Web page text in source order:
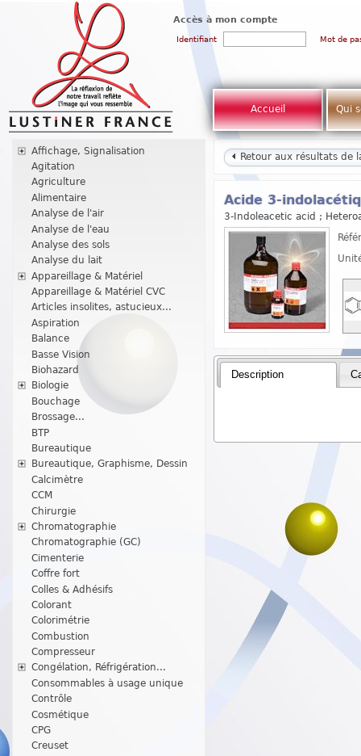
Accès à mon compte
Identifiant Mot de
Accueil Qui
Affichage, Signalisation
Agitation
Agriculture
Alimentaire
Analyse de l'air
Analyse de l'eau
Analyse des sols
Analyse du lait
Appareillage & Matériel
Appareillage & Matériel CVC
Articles insolites, astucieux...
Aspiration
Balance
Basse Vision
Biohazard
Biologie
Bouchage
Brossage...
BTP
Bureautique
Bureautique, Graphisme, Dessin
Calcimètre
CCM
Chirurgie
Chromatographie
Chromatographie (GC)
Cimenterie
Coffre fort
Colles & Adhésifs
Colorant
Colorimétrie
Combustion
Compresseur
Congélation, Réfrigération...
Consommables à usage unique
Contrôle
Cosmétique
CPG
Creuset
Retour aux résultats de
Acide 3-
3-Indoleacetic acid ;
Description